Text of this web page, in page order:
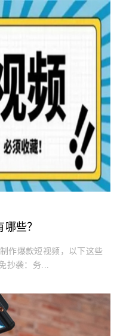
些？
作爆款短视频，以下这些
抄袭：务...